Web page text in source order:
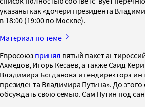
указаны как «дочери президента
в 18:00 (19:00 по Москве).
Материал по теме
Евросоюз принял пятый пакет
Ахмедов, Игорь Кесаев, а также Саид
Владимира Богданова и гендиректора
президента Владимира Путина». До
обсуждать свою семью. Сам Путин под